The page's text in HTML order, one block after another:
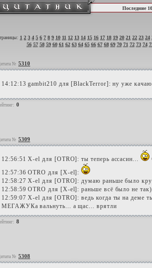
Последние
1 2 3 4 5 6 7 8 9 10 11 12 13 14 15 16 17 18 19 20 21 22 23 24
56 57 58 59 60 61 62 63 64 65 66 67 68 69 70 71 72 73 74
№ 5310
14:12:13 gambit210 для [BlackTerror]: ну уже
0
№ 5309
12:56:51 X-el для [OTRO]: ты теперь ассасин...
12:57:36 OTRO для [X-el]:
12:58:27 X-el для [OTRO]: думаю раньше было
12:58:59 OTRO для [X-el]: раньше всё было не
12:59:07 X-el для [OTRO]: ведь когда ты на деме
МЕГАЖУКа вальнуть... а щас... врятли
8
№ 5308